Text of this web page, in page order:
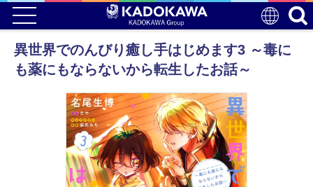
異世界でのんびり癒し手はじめます3 ～毒に
も薬にもならないから転生したお話～